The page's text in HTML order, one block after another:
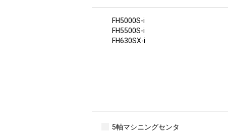
FH5000S-i
FH5500S-i
FH630SX-i
5軸マシニングセンタ